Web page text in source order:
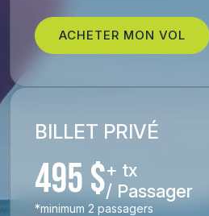
ACHETER MON VOL
BILLET PRIVÉ
495 $+ tx
/ Passager
*minimum 2 passagers